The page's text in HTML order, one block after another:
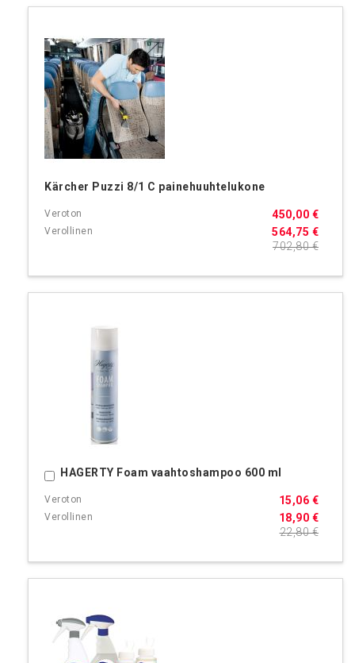
Kärcher Puzzi 8/1 C painehuuhtelukone
564,75 €
450,00 €
702,80 €
HAGERTY Foam vaahtoshampoo 600 ml
18,90 €
15,06 €
22,80 €
Ostoskoriin